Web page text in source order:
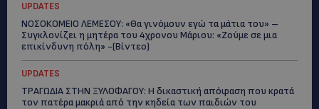
UPDATES
ΝΟΣΟΚΟΜΕΙΟ ΛΕΜΕΣΟΥ: «Θα γινόμουν εγώ τα μάτια του» –
Συγκλονίζει η μητέρα του 4χρονου Μάριου: «Ζούμε σε μια
επικίνδυνη πόλη» -(Βίντεο)
UPDATES
ΤΡΑΓΩΔΙΑ ΣΤΗΝ ΞΥΛΟΦΑΓΟΥ: Η δικαστική απόφαση που κρατά
τον πατέρα μακριά από την κηδεία των παιδιών του